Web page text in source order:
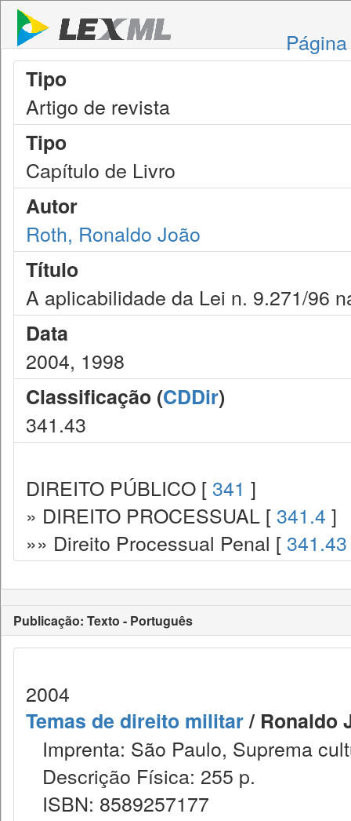
Tipo
Artigo de revista
Tipo
Capítulo de Livro
Autor
Roth, Ronaldo João
Título
A aplicabilidade da Lei n. 9.271/96
Data
2004, 1998
Classificação (CDDir)
341.43
DIREITO PÚBLICO [ 341 ]
» DIREITO PROCESSUAL [ 341.4 ]
»» Direito Processual Penal [ 341.43
Publicação: Texto - Português
2004
Temas de direito militar/ Ronaldo
Imprenta: São Paulo, Suprema
Descrição Física: 255 p.
ISBN: 8589257177